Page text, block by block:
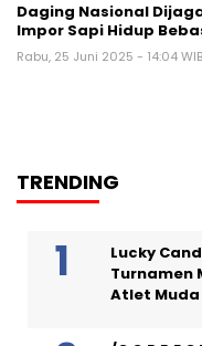
Daging Nasional
Impor Sapi Hidup
Rabu, 25 Juni 2025 - 14:04 WIB
TRENDING
Lucky
Turnamen
Atlet Muda